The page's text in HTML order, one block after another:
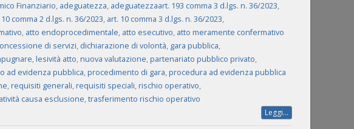
Finanziario, adeguatezza, adeguatezzaart. 193 comma 3 d.lgs. n. 36/2023,
comma 2 d.lgs. n. 36/2023, art. 10 comma 3 d.lgs. n. 36/2023,
, atto endoprocedimentale, atto esecutivo, atto meramente confermativo
di servizi, dichiarazione di volontà, gara pubblica,
,lesività atto,nuova valutazione,partenariato pubblico privato,
ad evidenza pubblica,procedimento di gara,procedura ad evidenza pubblica
,requisiti generali,requisiti speciali,rischio operativo,
causa esclusione,trasferimento rischio operativo
Leggi...